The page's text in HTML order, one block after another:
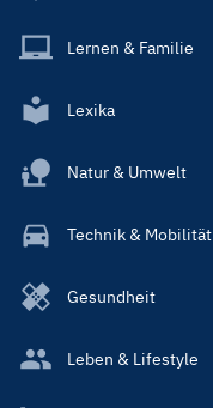
Lernen & Familie
Lexika
Natur & Umwelt
Technik & Mobilität
Gesundheit
Leben & Lifestyle